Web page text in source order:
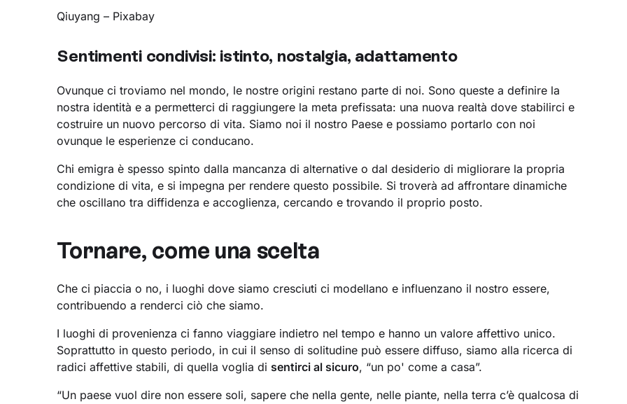
Qiuyang – Pixabay
Sentimenti condivisi: istinto, nostalgia, adattamento
Ovunque ci troviamo nel mondo, le nostre origini restano parte di noi. Sono queste a definire la
nostra identità e a permetterci di raggiungere la meta prefissata: una nuova realtà dove stabilirci e
costruire un nuovo percorso di vita. Siamo noi il nostro Paese e possiamo portarlo con noi
ovunque le esperienze ci conducano.
Chi emigra è spesso spinto dalla mancanza di alternative o dal desiderio di migliorare la propria
condizione di vita, e si impegna per rendere questo possibile. Si troverà ad affrontare dinamiche
che oscillano tra diffidenza e accoglienza, cercando e trovando il proprio posto.
Tornare, come una scelta
Che ci piaccia o no, i luoghi dove siamo cresciuti ci modellano e influenzano il nostro essere,
contribuendo a renderci ciò che siamo.
I luoghi di provenienza ci fanno viaggiare indietro nel tempo e hanno un valore affettivo unico.
Soprattutto in questo periodo, in cui il senso di solitudine può essere diffuso, siamo alla ricerca di
radici affettive stabili, di quella voglia di sentirci al sicuro, “un po' come a casa”.
“Un paese vuol dire non essere soli, sapere che nella gente, nelle piante, nella terra c’è qualcosa di